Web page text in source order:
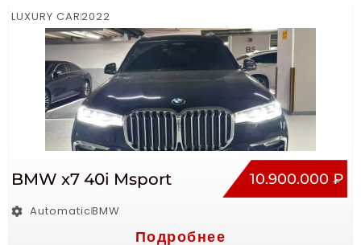
LUXURY CAR2022
BMW x7 40i Msport 10.900.000 ₽
AutomaticBMW
Подробнее